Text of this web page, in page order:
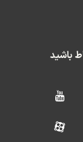
باشید